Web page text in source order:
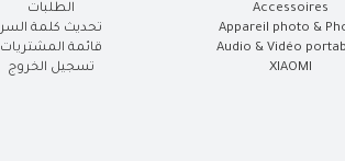
الطلبات
تحديث كلمة السر
قائمة المشتريات
تسجيل الخروج
Accessoires
Appareil photo &
Audio & Vidéo
XIAOMI